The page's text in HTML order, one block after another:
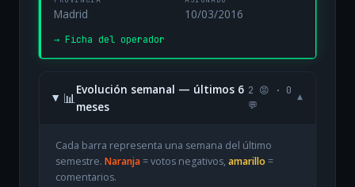
Madrid 10/03/2016
→ Ficha del operador
📊
Evolución semanal — últimos 6
meses
2 😡 · 0
💬
▾
Cada barra representa una semana del último
semestre. Naranja= votos negativos, amarillo =
comentarios.